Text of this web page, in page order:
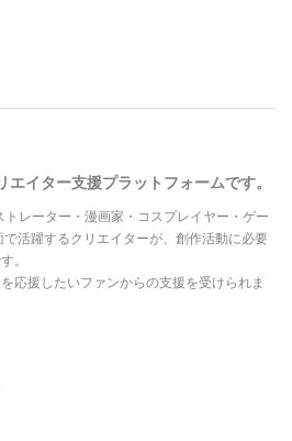
イター支援プラットフォームです。
レーター・漫画家・コスプレイヤー・ゲー
活躍するクリエイターが、創作活動に必要
。
応援したいファンからの支援を受けられま